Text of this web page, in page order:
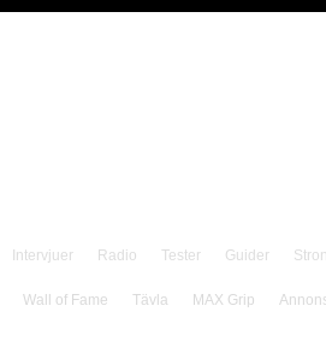
Intervjuer Radio Tester Guider
Wall of Fame Tävla MAX Grip